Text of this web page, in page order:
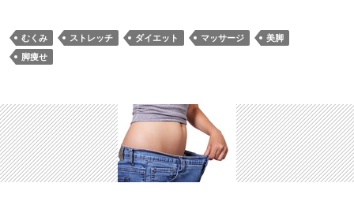
むくみ ストレッチ ダイエット マッサージ
美脚
脚痩せ